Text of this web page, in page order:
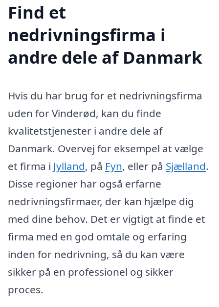
Find et
nedrivningsfirma i
andre dele af Danmark
Hvis du har brug for et nedrivningsfirma
uden for Vinderød, kan du finde
kvalitetstjenester i andre dele af
Danmark. Overvej for eksempel at vælge
et firma i Jylland, på Fyn, eller på Sjælland.
Disse regioner har også erfarne
nedrivningsfirmaer, der kan hjælpe dig
med dine behov. Det er vigtigt at finde et
firma med en god omtale og erfaring
inden for nedrivning, så du kan være
sikker på en professionel og sikker
proces.